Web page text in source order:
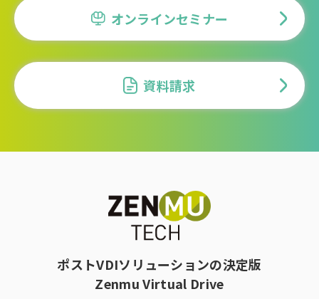
オンラインセミナー
資料請求
ポストVDIソリューションの決定版
Zenmu Virtual Drive